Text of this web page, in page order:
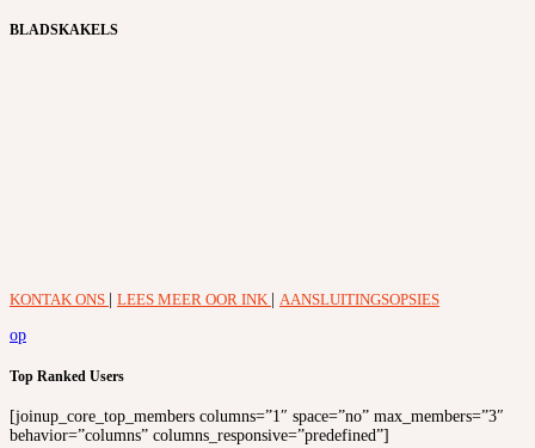
BLADSKAKELS
KONTAK ONS LEES MEER OOR INK
AANSLUITINGSOPSIES
op
Top Ranked Users
[joinup_core_top_members columns=”1″ space=”no” max_members=”3″
behavior=”columns” columns_responsive=”predefined”]